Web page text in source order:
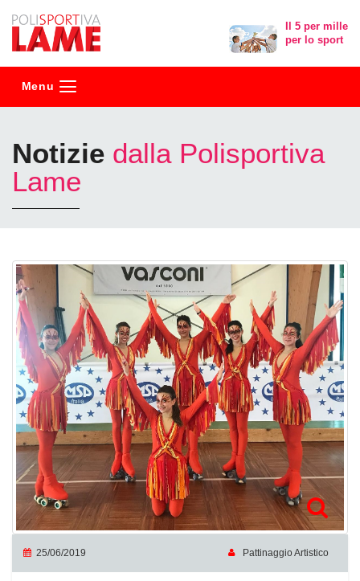
Polisportiva
Lame
Il 5 per mille
per lo sport
Menu
Notizie dalla Polisportiva
Lame
25/06/2019 Pattinaggio Artistico